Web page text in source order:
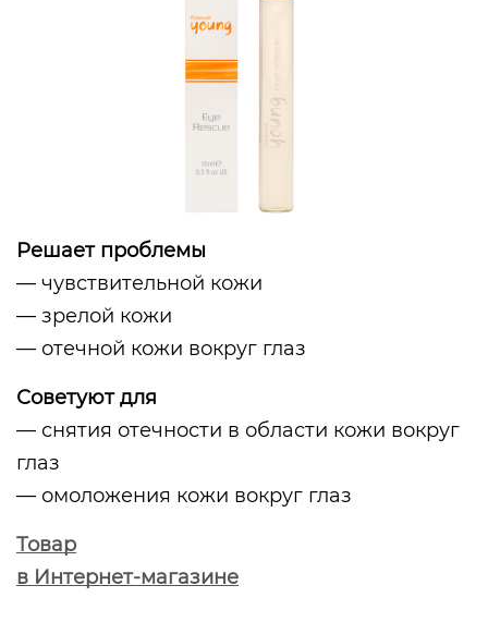
Решает проблемы
— чувствительной кожи
— зрелой кожи
— отечной кожи вокруг глаз
Советуют для
— снятия отечности в области кожи вокруг
глаз
— омоложения кожи вокруг глаз
Товар
в Интернет-магазине